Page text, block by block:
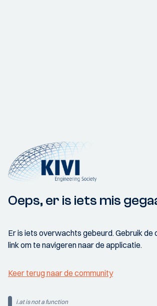
Oeps, er is iets mis
Er is iets overwachts gebeurd. Gebruik de
link om te navigeren naar de applicatie.
Keer terug naar de community
i.at is not a function